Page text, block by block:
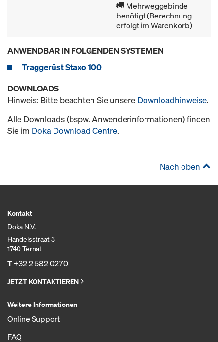
Mehrweggebinde
benötigt (Berechnung
erfolgt im Warenkorb)
ANWENDBAR IN FOLGENDEN SYSTEMEN
Traggerüst Staxo 100
DOWNLOADS
Hinweis: Bitte beachten Sie unsere Downloadhinweise.
Alle Downloads (bspw. Anwenderinformationen) finden
Sie im Doka Download Centre.
Nach oben
Kontakt
Doka N.V.
Handelsstraat 3
1740 Ternat
T+32 2 582 0270
JETZT KONTAKTIEREN
Weitere Informationen
Online Support
FAQ